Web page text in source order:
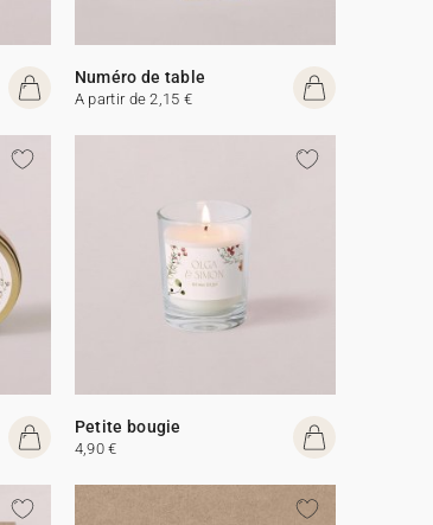
Numéro de table
A partir de 2,15 €
Petite bougie
4,90 €